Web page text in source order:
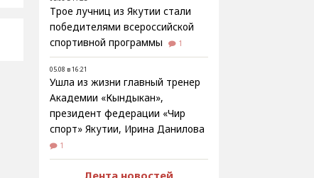
Трое лучниц из Якутии стали
победителями всероссийской
спортивной программы
1
05.08 в 16:21
Ушла из жизни главный тренер
Академии «Кындыкан»,
президент федерации «Чир
спорт» Якутии, Ирина Данилова
1
Лента новостей